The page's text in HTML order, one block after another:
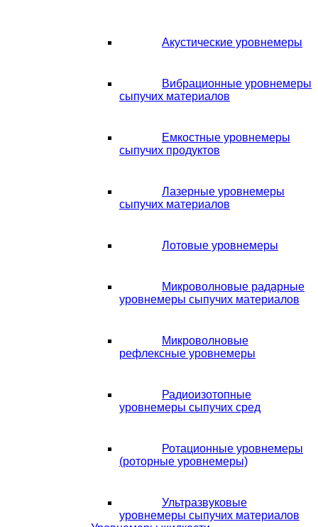
Акустические уровнемеры
Вибрационные уровнемеры
сыпучих материалов
Емкостные уровнемеры
сыпучих продуктов
Лазерные уровнемеры
сыпучих материалов
Лотовые уровнемеры
Микроволновые радарные
уровнемеры сыпучих материалов
Микроволновые
рефлексные уровнемеры
Радиоизотопные
уровнемеры сыпучих сред
Ротационные уровнемеры
(роторные уровнемеры)
Ультразвуковые
уровнемеры сыпучих материалов